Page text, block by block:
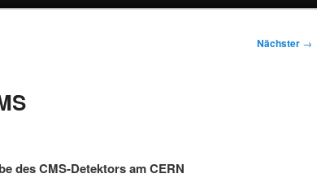
Nächster →
des CMS-Detektors am CERN